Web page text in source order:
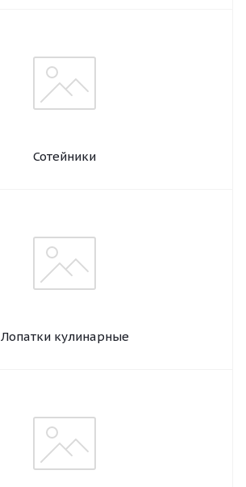
Сотейники
Лопатки кулинарные